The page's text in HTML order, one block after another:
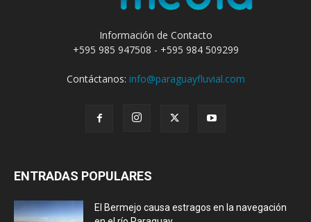
Información de Contacto
+595 985 947508 - +595 984 509299
Contáctanos: info@paraguayfluvial.com
ENTRADAS POPULARES
El Bermejo causa estragos en la navegación